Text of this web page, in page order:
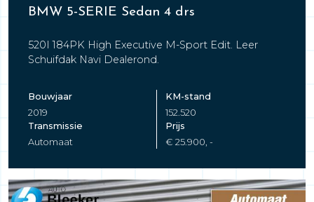
BMW 5-SERIE Sedan 4 drs
520I 184PK High Executive M-Sport Edit. Leer
Schuifdak Navi Dealerond.
Bouwjaar
2019
KM-stand
152.520
Transmissie
Automaat
Prijs
€ 25.900, -